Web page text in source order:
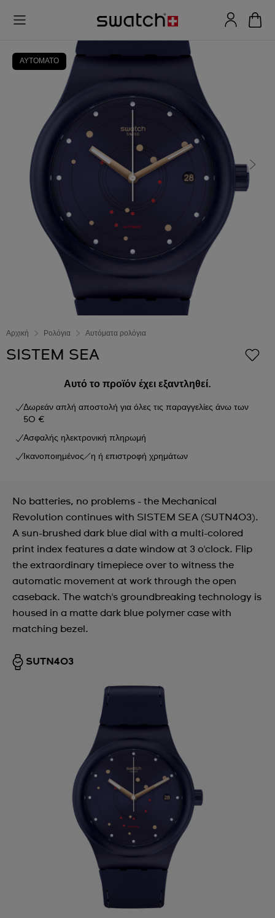
ΑΥΤΟΜΑΤΟ
Αρχική Ρολόγια Αυτόματα ρολόγια
SISTEM SEA
Αυτό το προϊόν έχει εξαντληθεί.
Δωρεάν απλή αποστολή για όλες τις παραγγελίες άνω των
50 €
Ασφαλής ηλεκτρονική πληρωμή
Ικανοποιημένος/η ή επιστροφή χρημάτων
No batteries, no problems - the Mechanical
Revolution continues with SISTEM SEA (SUTN403).
A sun-brushed dark blue dial with a multi-colored
print index features a date window at 3 o'clock. Flip
the extraordinary timepiece over to witness the
automatic movement at work through the open
caseback. The watch's groundbreaking technology is
housed in a matte dark blue polymer case with
matching bezel.
SUTN403